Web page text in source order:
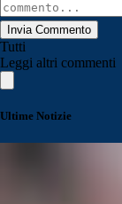
Invia Commento
Tutti
Leggi altri commenti
Ultime Notizie